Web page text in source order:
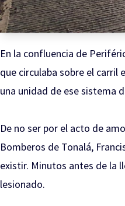
En la confluencia de
que circulaba sobre el
una unidad de ese sistema
De no ser por el acto de
Bomberos de Tonalá,
existir. Minutos antes de la
lesionado.